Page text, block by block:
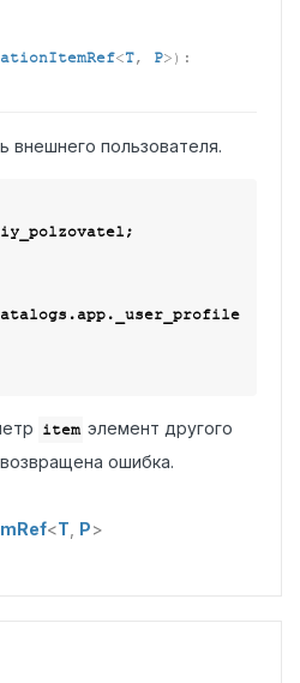
<T, P>) :
внешнего пользователя.
item элемент другого
ошибка.
<T P>